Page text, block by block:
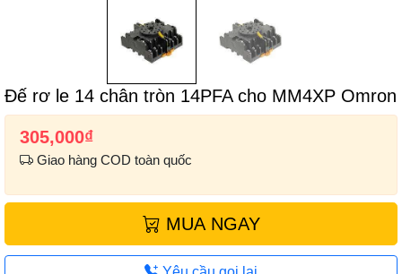
Đế rơ le 14 chân tròn 14PFA cho MM4XP Omron
305,000₫
Giao hàng COD toàn quốc
MUA NGAY